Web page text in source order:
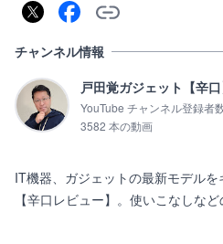
チャンネル情報
戸田覚ガジェット【辛
YouTube チャンネル登録者
3582 本の動画
IT機器、ガジェットの最新モデル
【辛口レビュー】。使いこなしな